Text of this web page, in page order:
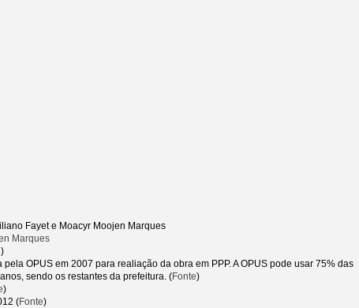
Fayet e Moacyr Moojen Marques
Marques
)
pela OPUS em 2007 para realiação da obra em PPP. A OPUS pode usar 75% das
sendo os restantes da prefeitura. (Fonte)
)
(Fonte)